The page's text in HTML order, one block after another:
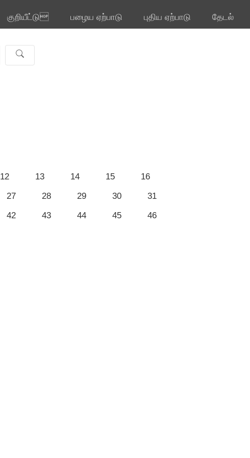
குறியீட்டு பழைய ஏற்பாடு புதிய ஏற்பாடு தேடல்
12 13 14 15
16
27 28 29 30
31
42 43 44 45
46